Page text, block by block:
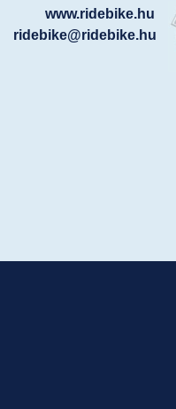
www.ridebike.hu
ridebike@ridebike.hu